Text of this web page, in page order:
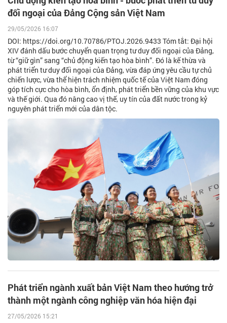
đối ngoại của Đảng Cộng sản Việt Nam
29/05/2026 16:07
DOI: https://doi.org/10.70786/PTOJ.2026.9433 Tóm tắt: Đại hội
XIV đánh dấu bước chuyển quan trọng tư duy đối ngoại của Đảng,
từ “giữ gìn” sang “chủ động kiến tạo hòa bình”. Đó là kế thừa và
phát triển tư duy đối ngoại của Đảng, vừa đáp ứng yêu cầu tự chủ
chiến lược, vừa thể hiện trách nhiệm quốc tế của Việt Nam đóng
góp tích cực cho hòa bình, ổn định, phát triển bền vững của khu vực
và thế giới. Qua đó nâng cao vị thế, uy tín của đất nước trong kỷ
nguyên phát triển mới của dân tộc.
Phát triển ngành xuất bản Việt Nam theo hướng trở
thành một ngành công nghiệp văn hóa hiện đại
27/05/2026 15:21